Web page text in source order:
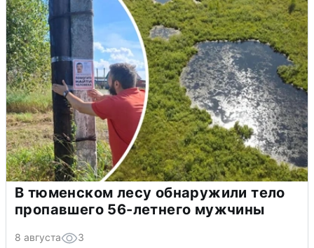
В тюменском лесу обнаружили тело
пропавшего 56-летнего мужчины
8 августа 3